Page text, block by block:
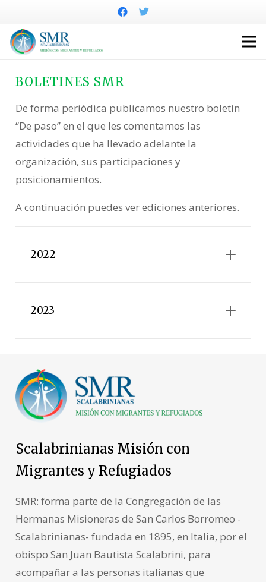
BOLETINES SMR
De forma periódica publicamos nuestro boletín
“De paso” en el que les comentamos las
actividades que ha llevado adelante la
organización, sus participaciones y
posicionamientos.
A continuación puedes ver ediciones anteriores.
2022
2023
Scalabrinianas Misión con
Migrantes y Refugiados
SMR: forma parte de la Congregación de las
Hermanas Misioneras de San Carlos Borromeo -
Scalabrinianas- fundada en 1895, en Italia, por el
obispo San Juan Bautista Scalabrini, para
acompañar a las personas italianas que